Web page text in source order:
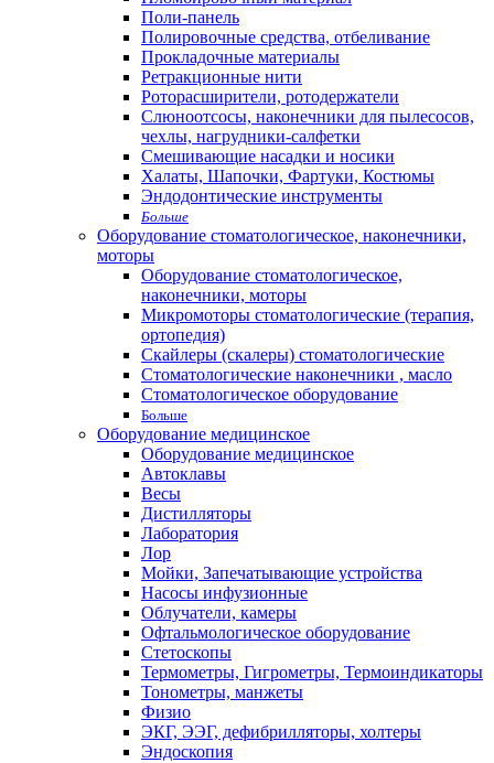
Поли-панель
Полировочные средства, отбеливание
Прокладочные материалы
Ретракционные нити
Роторасширители, ротодержатели
Слюноотсосы, наконечники для пылесосов,
чехлы, нагрудники-салфетки
Смешивающие насадки и носики
Халаты, Шапочки, Фартуки, Костюмы
Эндодонтические инструменты
Больше
Оборудование стоматологическое, наконечники,
моторы
Оборудование стоматологическое,
наконечники, моторы
Микромоторы стоматологические (терапия,
ортопедия)
Скайлеры (скалеры) стоматологические
Стоматологические наконечники , масло
Стоматологическое оборудование
Больше
Оборудование медицинское
Оборудование медицинское
Автоклавы
Весы
Дистилляторы
Лаборатория
Лор
Мойки, Запечатывающие устройства
Насосы инфузионные
Облучатели, камеры
Офтальмологическое оборудование
Стетоскопы
Термометры, Гигрометры, Термоиндикаторы
Тонометры, манжеты
Физио
ЭКГ, ЭЭГ, дефибрилляторы, холтеры
Эндоскопия